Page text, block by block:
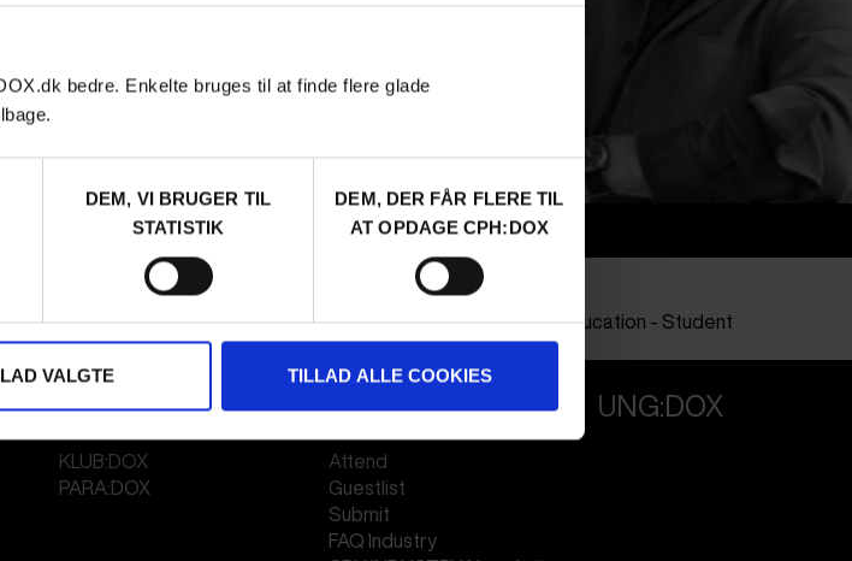
bedre. Enkelte bruges til at finde flere glade
DEM, VI BRUGER TIL
STATISTIK
DEM, DER FÅR FLERE TIL
AT OPDAGE CPH:DOX
VALGTE TILLAD ALLE COOKIES
Info
Nationalitet
Profession
Higher Education - Student
STREAMING
KLUB:DOX
PARA:DOX
PROFESSIONALS
Attend
Guestlist
Submit
FAQ Industry
UNG:DOX